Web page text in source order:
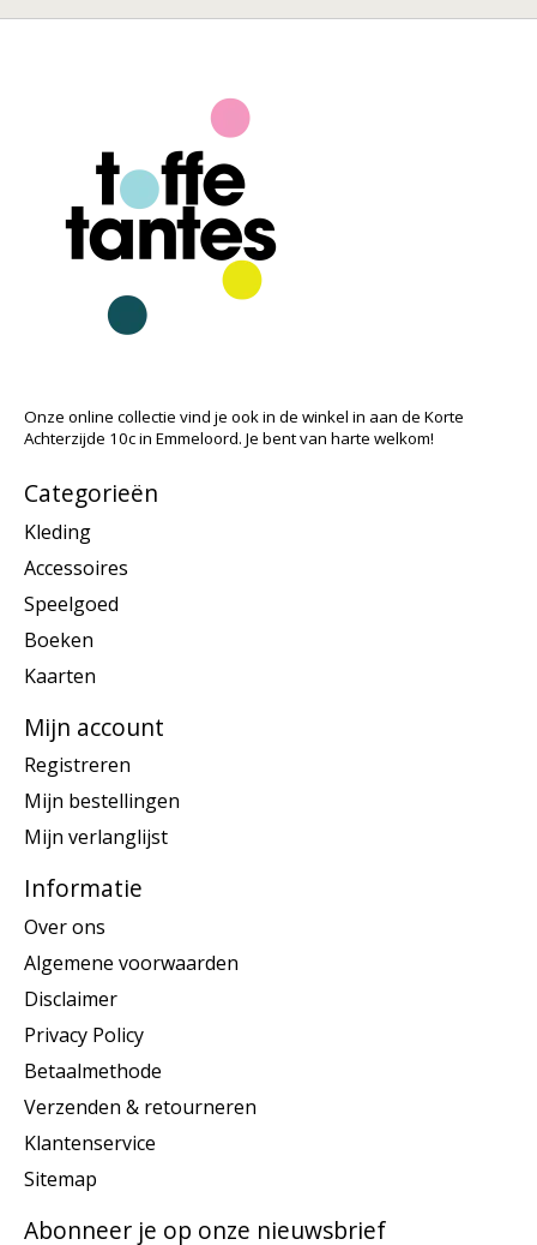
Onze online collectie vind je ook in de winkel in aan de Korte
Achterzijde 10c in Emmeloord. Je bent van harte welkom!
Categorieën
Kleding
Accessoires
Speelgoed
Boeken
Kaarten
Mijn account
Registreren
Mijn bestellingen
Mijn verlanglijst
Informatie
Over ons
Algemene voorwaarden
Disclaimer
Privacy Policy
Betaalmethode
Verzenden & retourneren
Klantenservice
Sitemap
Abonneer je op onze nieuwsbrief